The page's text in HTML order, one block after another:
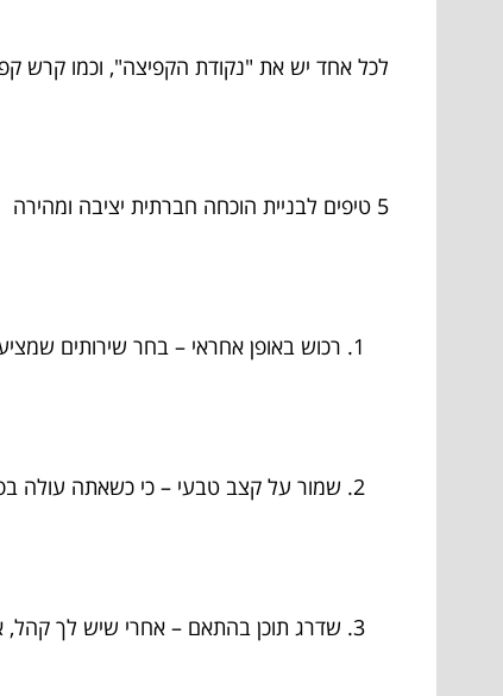
לכל אחד יש את "נקודת הקפיצה", וכמו קרש
5 טיפים לבניית הוכחה חברתית יציבה ומהירה
רכוש באופן אחראי – בחר שירותים
שמור על קצב טבעי – כי כשאתה עולה
שדרג תוכן בהתאם – אחרי שיש לך קהל,